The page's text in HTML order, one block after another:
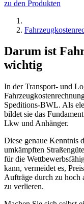
zu den Produkten
Darum ist
wichtig
In der Transport- und
Speditions-BWL. Als
bildet sie das
Lkw und Anhänger.
Diese genaue Kenntnis
umkämpften
für die
kann, vermeidet es,
Aufträge durch zu hoch
zu verlieren.